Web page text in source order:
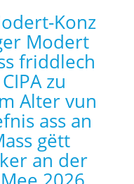
Konz
Modert
friddlech
zu
Alter vun
ass an
gëtt
an der